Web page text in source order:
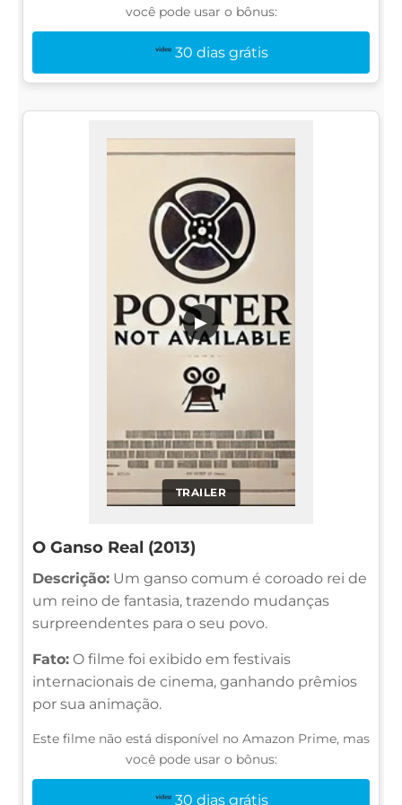
você pode usar o bônus:
30 dias grátis
TRAILER
▶
O Ganso Real (2013)
Descrição: Um ganso comum é coroado rei de
um reino de fantasia, trazendo mudanças
surpreendentes para o seu povo.
Fato: O filme foi exibido em festivais
internacionais de cinema, ganhando prêmios
por sua animação.
Este filme não está disponível no Amazon Prime, mas
você pode usar o bônus:
30 dias grátis